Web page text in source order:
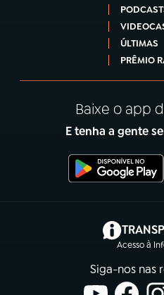
ÚLTIMAS
PRÊMIO
Baixe o app
E tenha a gente
Acesso à
Siga-nos nas